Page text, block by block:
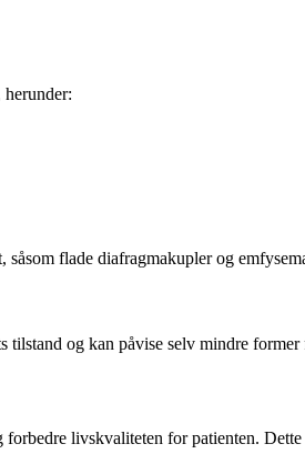
flade diafragmakupler og
og kan påvise selv mindre former
livskvaliteten for patienten. Dette